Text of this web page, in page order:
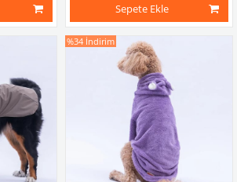
Sepete Ekle
%34 İndirim